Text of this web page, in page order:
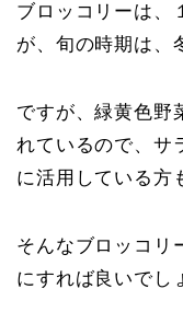
ブロッコリーは、
が、旬の時期は、
ですが、緑黄色野
れているので、サ
に活用している方
そんなブロッコリ
にすれば良いでし